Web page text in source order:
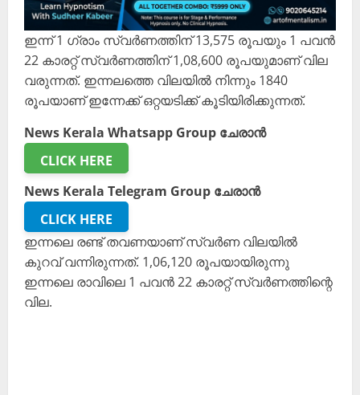
ഇന്ന് 1 ഗ്രാം സ്വർണത്തിന് 13,575 രൂപയും 1 പവൻ
22 കാരറ്റ് സ്വർണത്തിന് 1,08,600 രൂപയുമാണ് വില
വരുന്നത്. ഇന്നലത്തെ വിലയിൽ നിന്നും 1840
രൂപയാണ് ഇന്നേക്ക് ഒറ്റയടിക്ക് കൂടിയിരിക്കുന്നത്.
News Kerala Whatsapp Group ചേരാൻ
CLICK HERE
News Kerala Telegram Group ചേരാൻ
CLICK HERE
ഇന്നലെ രണ്ട് തവണയാണ് സ്വർണ വിലയിൽ
കുറവ് വന്നിരുന്നത്. 1,06,120 രൂപയായിരുന്നു
ഇന്നലെ രാവിലെ 1 പവൻ 22 കാരറ്റ് സ്വർണത്തിന്റെ
വില.